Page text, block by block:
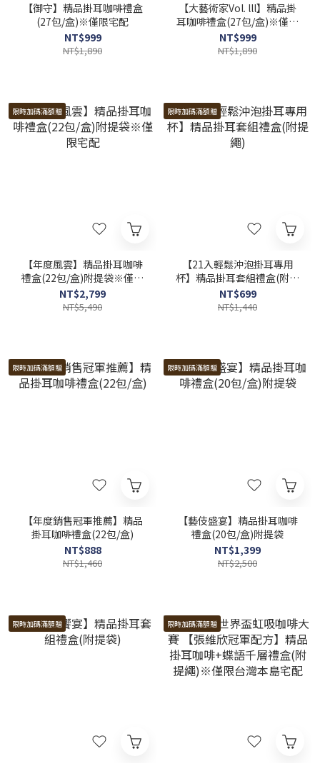
【御守】精品掛耳咖啡禮盒
(27包/盒)※僅限宅配
NT$999
NT$1,890
【大藝術家Vol. lll】精品掛
耳咖啡禮盒(27包/盒)※僅限
宅配
NT$999
NT$1,890
限時加碼滿額贈
【年度風雲】精品掛耳咖啡
禮盒(22包/盒)附提袋※僅限
宅配
NT$2,799
NT$5,490
限時加碼滿額贈
【21入輕鬆沖泡掛耳專用
杯】精品掛耳套組禮盒(附提
繩)
NT$699
NT$1,440
限時加碼滿額贈
【年度銷售冠軍推薦】精品
掛耳咖啡禮盒(22包/盒)
NT$888
NT$1,460
限時加碼滿額贈
【藝伎盛宴】精品掛耳咖啡
禮盒(20包/盒)附提袋
NT$1,399
NT$2,500
限時加碼滿額贈 限時加碼滿額贈